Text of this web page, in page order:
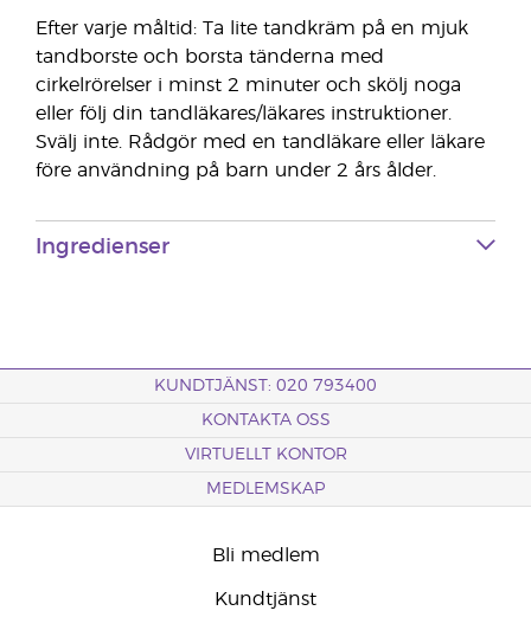
Efter varje måltid: Ta lite tandkräm på en mjuk
tandborste och borsta tänderna med
cirkelrörelser i minst 2 minuter och skölj noga
eller följ din tandläkares/läkares instruktioner.
Svälj inte. Rådgör med en tandläkare eller läkare
före användning på barn under 2 års ålder.
Ingredienser
KUNDTJÄNST: 020 793400
KONTAKTA OSS
VIRTUELLT KONTOR
MEDLEMSKAP
Bli medlem
Kundtjänst